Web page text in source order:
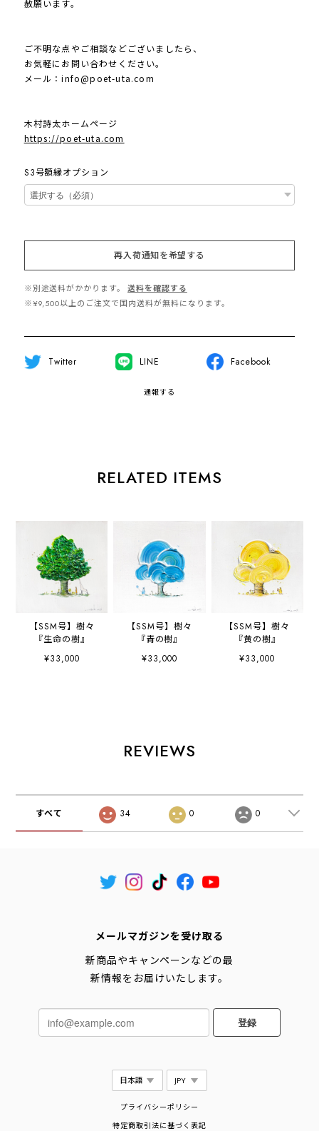
赦願います。
ご不明な点やご相談などございましたら、
お気軽にお問い合わせください。
メール：info@poet-uta.com
木村詩太ホームページ
https://poet-uta.com
S3号額縁オプション
再入荷通知を希望する
※別途送料がかかります。
送料を確認する
※¥9,500以上のご注文で国内送料が無料になります。
Twitter LINE Facebook
通報する
RELATED ITEMS
【SSM号】樹々
『生命の樹』
¥33,000
【SSM号】樹々
『青の樹』
¥33,000
【SSM号】樹々
『黄の樹』
¥33,000
REVIEWS
すべて 34 0 0
メールマガジンを受け取る
新商品やキャンペーンなどの最
新情報をお届けいたします。
登録
プライバシーポリシー
特定商取引法に基づく表記